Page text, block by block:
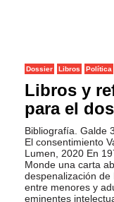
Dossier Libros Política
Libros y
para el
Bibliografía. Galde
El consentimiento
Lumen, 2020 En
Monde una carta
despenalización
entre menores y
eminentes